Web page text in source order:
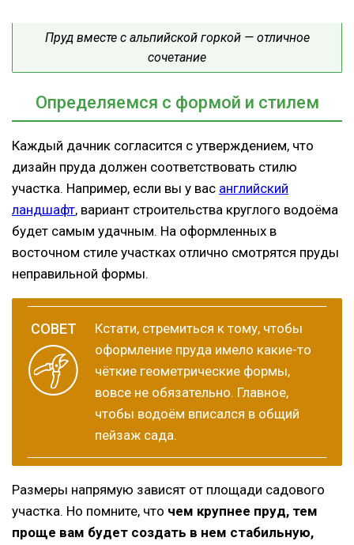
Пруд вместе с альпийской горкой — отличное
сочетание
Определяемся с формой и стилем
Каждый дачник согласится с утверждением, что
дизайн пруда должен соответствовать стилю
участка. Например, если вы у вас английский
ландшафт, вариант строительства круглого водоёма
будет самым удачным. На оформленных в
восточном стиле участках отлично смотрятся пруды
неправильной формы.
Кстати, стремиться к тому, чтобы
оформление пруда имело какие-то
чёткие геометрические формы,
вовсе не обязательно. Главное,
чтобы водоём вписался в общий
пейзаж сада.
Размеры напрямую зависят от площади садового
участка. Но помните, что чем крупнее пруд, тем
проще вам будет создать в нем стабильную,